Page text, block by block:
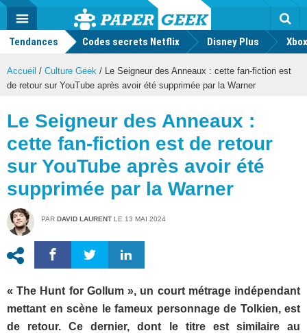
Actu
geek
MENU
Tendances Codes secrets Netflix Disney Plus
Accueil / Culture Geek / Le Seigneur des Anneaux : cette fan-fiction est
de retour sur YouTube après avoir été supprimée par la Warner
Le Seigneur des Anneaux :
cette fan-fiction est de retour
sur YouTube après avoir été
supprimée par la Warner
PAR DAVID LAURENT LE 13 MAI 2024
« The Hunt for Gollum », un court métrage indépendant
mettant en scène le fameux personnage de Tolkien, est
de retour. Ce dernier, dont le titre est similaire au
Mode
FacebookTwitter Youtube